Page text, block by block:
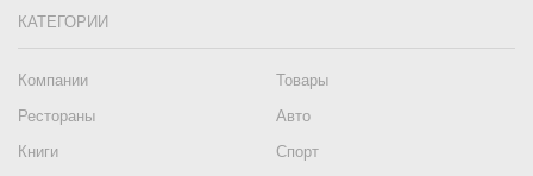
КАТЕГОРИИ
Компании
Товары
Рестораны
Авто
Книги
Спорт